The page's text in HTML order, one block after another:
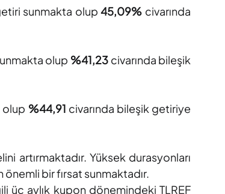
sunmakta olup45,09% civarında
olup %41,23civarında bileşik
olup %44,91 civarında bileşik getiriye
artırmaktadır. Yüksek durasyonları
önemli bir fırsat sunmaktadır.
üç aylık kupon dönemindeki TLREF